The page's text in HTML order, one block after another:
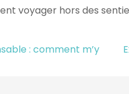
voyager hors des
: comment m’y